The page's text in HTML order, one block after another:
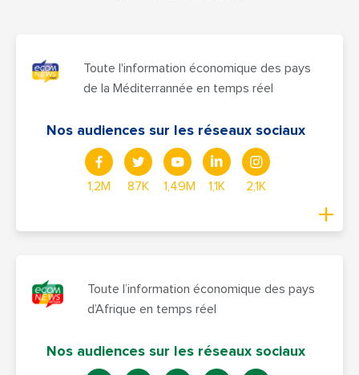
Toute l'information économique des pays
de la Méditerrannée en temps réel
Nos audiences sur les réseaux sociaux
1,2M 87K 1,49M 1,1K 2,1K
Toute l’information économique des pays
d’Afrique en temps réel
Nos audiences sur les réseaux sociaux